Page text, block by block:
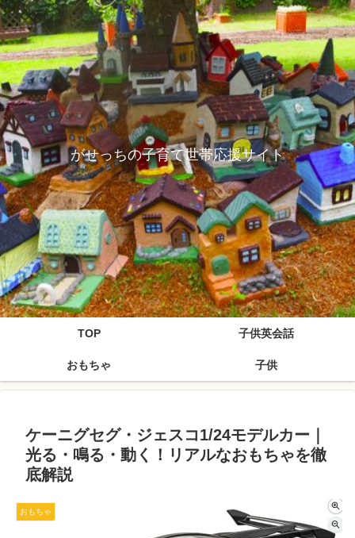
がせっちの子育て世帯応援サイト
TOP 子供英会話
おもちゃ 子供
ケーニグセグ・ジェスコ1/24モデルカー｜
光る・鳴る・動く！リアルなおもちゃを徹
底解説
おもちゃ